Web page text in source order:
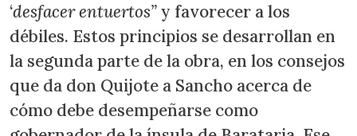
‘desfacer entuertos”y favorecer a los
débiles. Estos principios se desarrollan en
la segunda parte de la obra, en los consejos
que da don Quijote a Sancho acerca de
cómo debe desempeñarse como